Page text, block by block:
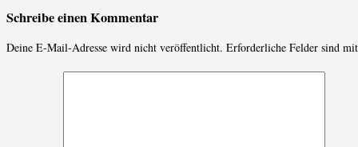
Schreibe einen Kommentar
Deine E-Mail-Adresse wird nicht veröffentlicht. Erforderliche Felder sind